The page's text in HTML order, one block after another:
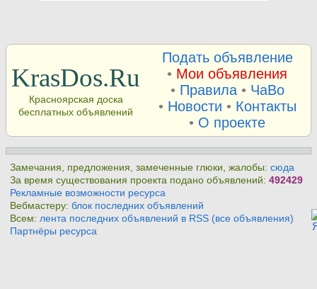
KrasDos.Ru
Красноярская доска
бесплатных объявлений
Подать объявление
• Мои объявления
• Правила• ЧаВо
• Новости • Контакты
• О проекте
Замечания, предложения, замеченные глюки, жалобы:сюда
За время существования проекта подано объявлений:492429
Рекламные возможности ресурса
Вебмастеру:блок последних объявлений
Всем: лента последних объявлений в RSS (все объявления)
Партнёры ресурса